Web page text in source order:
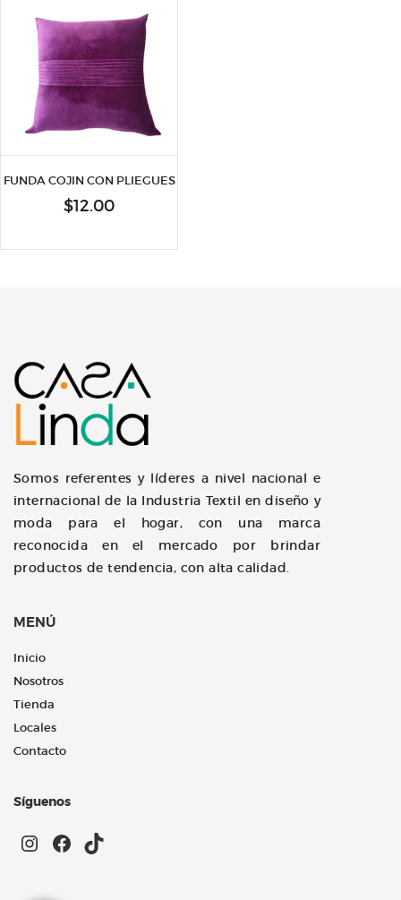
FUNDA COJIN CON PLIEGUES
$12.00
Somos referentes y líderes a nivel nacional e
internacional de la Industria Textil en diseño y
moda para el hogar, con una marca
reconocida en el mercado por brindar
productos de tendencia, con alta calidad.
MENÚ
Inicio
Nosotros
Tienda
Locales
Contacto
Síguenos
Instagram
Facebook
TikTok